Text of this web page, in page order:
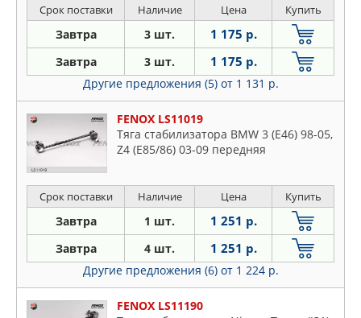
Tiguan 07-, Touran 03- передняя
Срок поставки Наличие Цена Купить
Завтра 3 шт. 1 175 р.
Завтра 3 шт. 1 175 р.
Другие предложения (5) от 1 131 р.
FENOX LS11019
Тяга стабилизатора BMW 3 (E46) 98-05,
Z4 (E85/86) 03-09 передняя
Срок поставки Наличие Цена Купить
Завтра 1 шт. 1 251 р.
Завтра 4 шт. 1 251 р.
Другие предложения (6) от 1 224 р.
FENOX LS11190